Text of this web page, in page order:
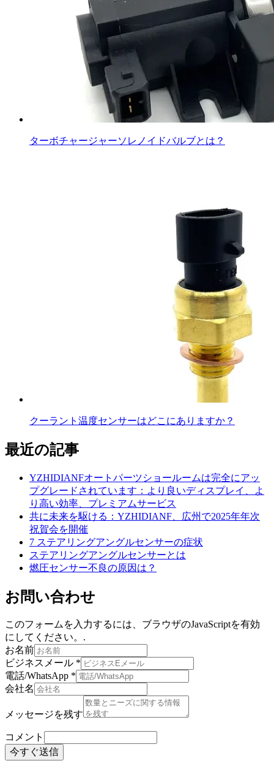
ターボチャージャーソレノイドバルブとは？
クーラント温度センサーはどこにありますか？
最近の記事
YZHIDIANFオートパーツショールームは完全にアッ
プグレードされています：より良いディスプレイ、よ
り高い効率、プレミアムサービス
共に未来を駆ける：YZHIDIANF、広州で2025年年次
祝賀会を開催
7 ステアリングアングルセンサーの症状
ステアリングアングルセンサーとは
燃圧センサー不良の原因は？
お問い合わせ
このフォームを入力するには、ブラウザのJavaScriptを有効
にしてください。.
お名前
ビジネスメール *
電話/WhatsApp *
会社名
メッセージを残す
コメント
今すぐ送信